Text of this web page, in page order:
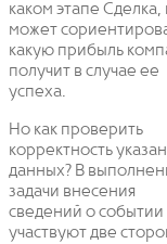
каком этапе Сделка,
может
какую прибыль
получит в случае ее
успеха.
Но как проверить
корректность
данных? В
задачи внесения
сведений о событии
участвуют две